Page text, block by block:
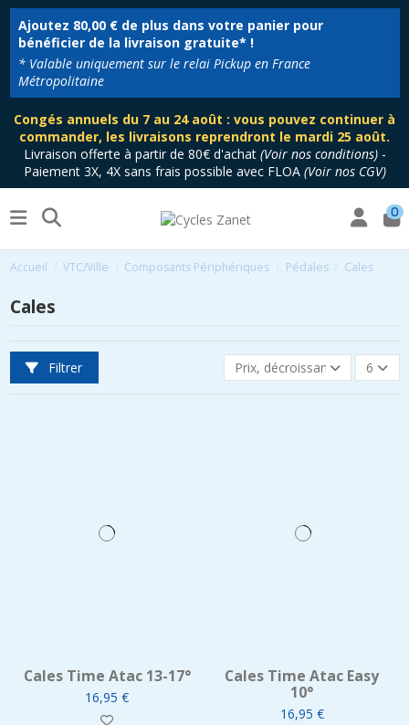
Ajoutez 80,00 €de plus dans votre panier pour
bénéficier de la livraison gratuite* !
* Valable uniquement sur le relai Pickup en France
Métropolitaine
Congés annuels du 7 au 24 août : vous pouvez continuer à
commander, les livraisons reprendront le mardi 25 août.
Livraison offerte à partir de 80€ d'achat (Voir nos conditions)-
Paiement 3X, 4X sans frais possible avec FLOA (Voir nos CGV)
0
Accueil VTC/Ville Composants Périphériques Pédales Cales
Cales
Filtrer Prix, décroissant 6
Cales Time Atac 13-17°
16,95 €
Cales Time Atac Easy
10°
16,95 €